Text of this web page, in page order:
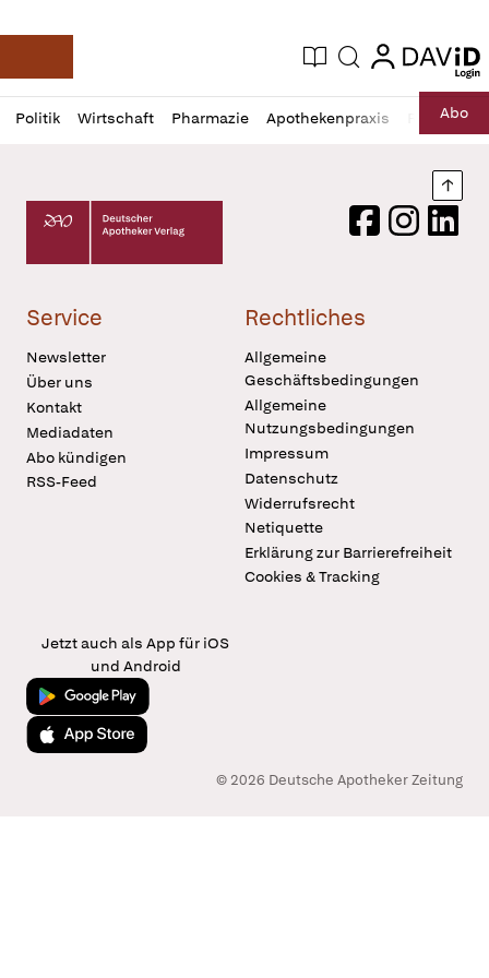
Deutsche Apotheker Zeitung
Aktuelle Ausgabe
Suche login
login
Politik Wirtschaft Pharmazie Apothekenpraxis RechtAbo
Profil
öffnen
Daz
Pur
Deutscher Apotheker Verlag Logo
FacebookInstagram
Service
Newsletter
Über uns
Kontakt
Mediadaten
Abo kündigen
RSS-Feed
Rechtliches
Allgemeine
Geschäftsbedingungen
Allgemeine
Nutzungsbedingungen
Impressum
Datenschutz
Widerrufsrecht
Netiquette
Erklärung zur Barrierefreiheit
Cookies & Tracking
Jetzt auch als App für iOS
und Android
Jetzt bei Google Play
Laden im App Store
© 2026 Deutsche Apotheker Zeitung